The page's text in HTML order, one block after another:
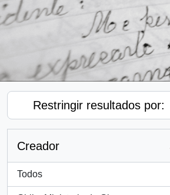
Restringir resultados por:
Creador
Todos